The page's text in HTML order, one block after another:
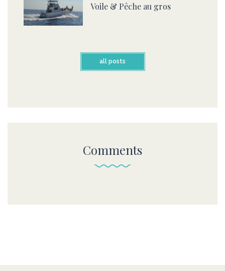
Voile & Pêche au gros
all posts
Comments